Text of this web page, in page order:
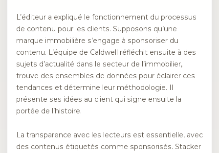
L’éditeur a expliqué le fonctionnement du processus
de contenu pour les clients. Supposons qu’une
marque immobilière s’engage à sponsoriser du
contenu. L’équipe de Caldwell réfléchit ensuite à des
sujets d’actualité dans le secteur de l’immobilier,
trouve des ensembles de données pour éclairer ces
tendances et détermine leur méthodologie. Il
présente ses idées au client qui signe ensuite la
portée de l’histoire.
La transparence avec les lecteurs est essentielle, avec
des contenus étiquetés comme sponsorisés. Stacker